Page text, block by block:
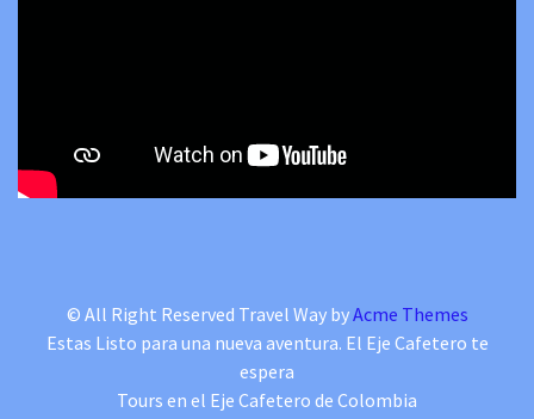
© All Right Reserved Travel Way byAcme Themes
Estas Listo para una nueva aventura. El Eje Cafetero te
espera
Tours en el Eje Cafetero de Colombia